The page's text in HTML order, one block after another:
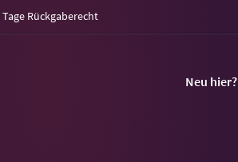
Tage Rückgaberecht
Neu hier?